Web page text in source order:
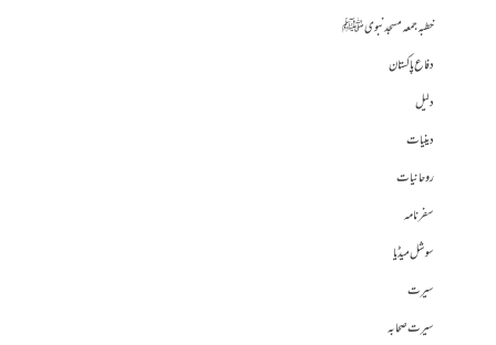
خطبہ جمعہ مسجد نبوی ﷺ
دفاع پاکستان
دلیل
دینیات
روحانیات
سفرنامہ
سوشل میڈیا
سیرت
سیرت صحابہ